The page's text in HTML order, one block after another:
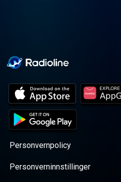
Personvernpolicy
Personverninnstillinger